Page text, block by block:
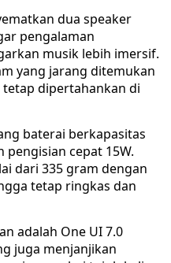
dua speaker
pengalaman
musik lebih imersif.
yang jarang ditemukan
dipertahankan di
baterai berkapasitas
pengisian cepat 15W.
dari 335 gram dengan
tetap ringkas dan
adalah One UI 7.0
juga menjanjikan